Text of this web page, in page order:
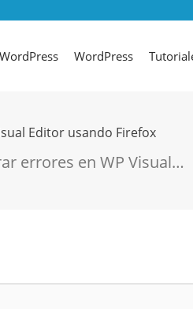
WordPress
Editor usando Firefox
errores en WP Visual…